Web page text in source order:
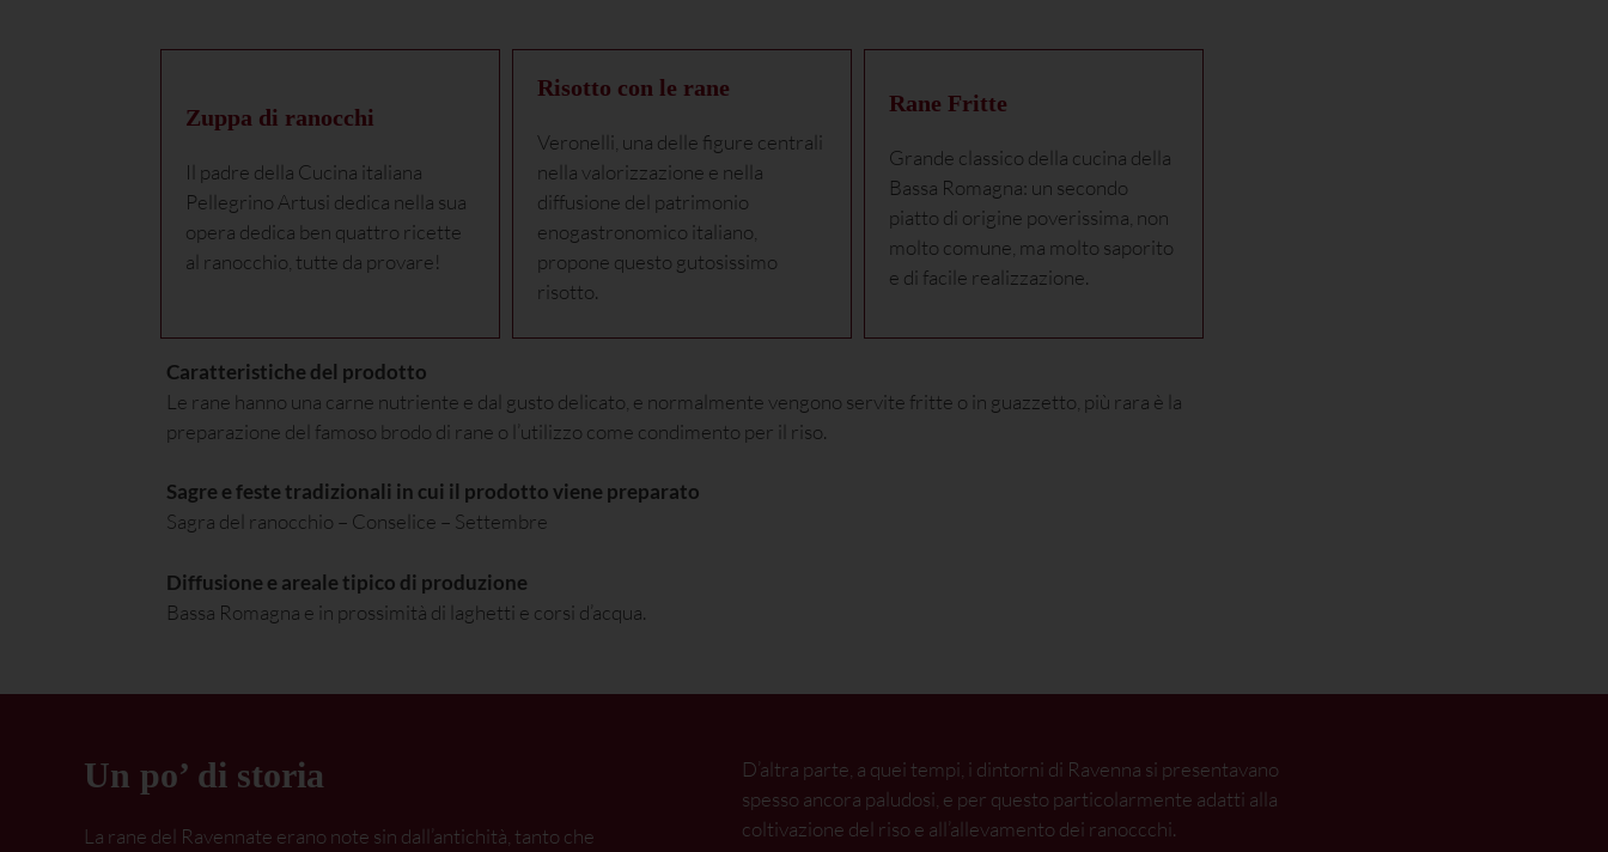
Zuppa di ranocchi
Il padre della Cucina italiana
Pellegrino Artusi dedica nella sua
opera dedica ben quattro ricette
al ranocchio, tutte da provare!
Risotto con le rane
Veronelli, una delle figure centrali
nella valorizzazione e nella
diffusione del patrimonio
enogastronomico italiano,
propone questo gutosissimo
risotto.
Rane Fritte
Grande classico della cucina della
Bassa Romagna: un secondo
piatto di origine poverissima, non
molto comune, ma molto saporito
e di facile realizzazione.
Caratteristiche del prodotto
Le rane hanno una carne nutriente e dal gusto delicato, e normalmente vengono servite fritte o in guazzetto, più rara è la
preparazione del famoso brodo di rane o l’utilizzo come condimento per il riso.
Sagre e feste tradizionali in cui il prodotto viene preparato
Sagra del ranocchio – Conselice – Settembre
Diffusione e areale tipico di produzione
Bassa Romagna e in prossimità di laghetti e corsi d’acqua.
Un po’ di storia
La rane del Ravennate erano note sin dall’antichità, tanto che
D’altra parte, a quei tempi, i dintorni di Ravenna si presentavano
spesso ancora paludosi, e per questo particolarmente adatti alla
coltivazione del riso e all’allevamento dei ranoccchi.